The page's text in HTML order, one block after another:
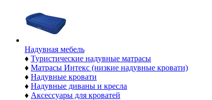
Надувная мебель
♦ Туристические надувные матрасы
♦ Матрасы Интекс (низкие надувные кровати)
♦ Надувные кровати
♦ Надувные диваны и кресла
♦ Аксессуары для кроватей